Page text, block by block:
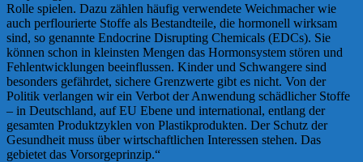
Rolle spielen. Dazu zählen häufig verwendete Weichmacher wie
auch perflourierte Stoffe als Bestandteile, die hormonell wirksam
sind, so genannte Endocrine Disrupting Chemicals (EDCs). Sie
können schon in kleinsten Mengen das Hormonsystem stören und
Fehlentwicklungen beeinflussen. Kinder und Schwangere sind
besonders gefährdet, sichere Grenzwerte gibt es nicht. Von der
Politik verlangen wir ein Verbot der Anwendung schädlicher Stoffe
– in Deutschland, auf EU Ebene und international, entlang der
gesamten Produktzyklen von Plastikprodukten. Der Schutz der
Gesundheit muss über wirtschaftlichen Interessen stehen. Das
gebietet das Vorsorgeprinzip.“